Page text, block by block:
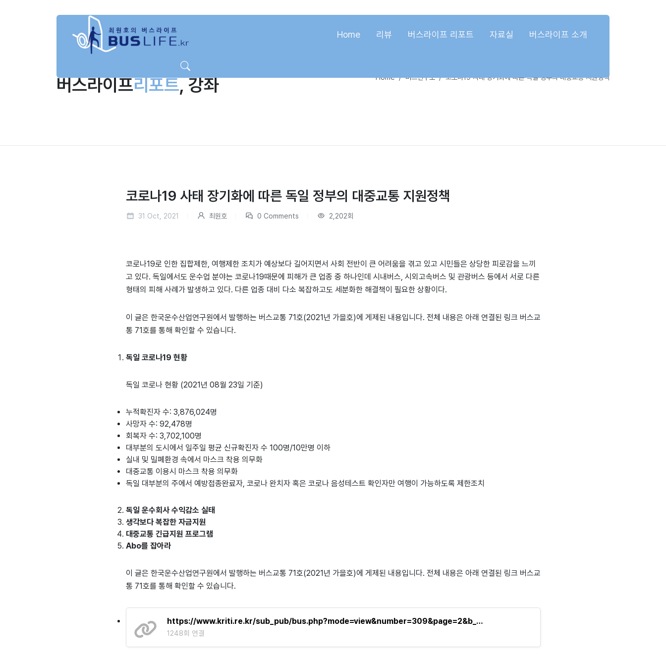
Home 리뷰 버스라이프 리포트 자료실 버스라이프 소개
버스라이프리포트, 강좌 Home 버스연구소 코로나19 사태 장기화에 따른 독일 정부의 대중교통 지원정책
코로나19 사태 장기화에 따른 독일 정부의 대중교통 지원정책
31 Oct, 2021 최원호 0 Comments 2,202회
코로나19로 인한 집합제한, 여행제한 조치가 예상보다 길어지면서 사회 전반이 큰 어려움을 겪고 있고 시민들은 상당한 피로감을 느끼
고 있다. 독일에서도 운수업 분야는 코로나19때문에 피해가 큰 업종 중 하나인데 시내버스, 시외고속버스 및 관광버스 등에서 서로 다른
형태의 피해 사례가 발생하고 있다. 다른 업종 대비 다소 복잡하고도 세분화한 해결책이 필요한 상황이다.
이 글은 한국운수산업연구원에서 발행하는 버스교통 71호(2021년 가을호)에 게제된 내용입니다. 전체 내용은 아래 연결된 링크 버스교
통 71호를 통해 확인할 수 있습니다.
독일 코로나19 현황
독일 코로나 현황 (2021년 08월 23일 기준)
누적확진자 수: 3,876,024명
사망자 수: 92,478명
회복자 수: 3,702,100명
대부분의 도시에서 일주일 평균 신규확진자 수 100명/10만명 이하
실내 및 밀폐환경 속에서 마스크 착용 의무화
대중교통 이용시 마스크 착용 의무화
독일 대부분의 주에서 예방접종완료자, 코로나 완치자 혹은 코로나 음성테스트 확인자만 여행이 가능하도록 제한조치
독일 운수회사 수익감소 실태
생각보다 복잡한 자금지원
대중교통 긴급지원 프로그램
Abo를 잡아라
이 글은 한국운수산업연구원에서 발행하는 버스교통 71호(2021년 가을호)에 게제된 내용입니다. 전체 내용은 아래 연결된 링크 버스교
통 71호를 통해 확인할 수 있습니다.
https://www.kriti.re.kr/sub_pub/bus.php?mode=view&number=309&page=2&b_…
1248회 연결